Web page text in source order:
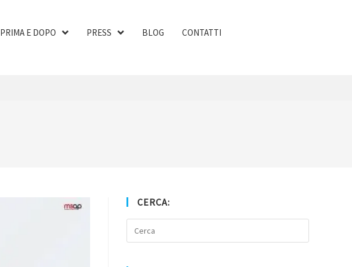
PRIMA E DOPO PRESS BLOG CONTATTI
CERCA: